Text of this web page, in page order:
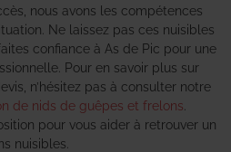
nous avons les compétences
Ne laissez pas ces nuisibles
confiance à As de Pic pour une
Pour en savoir plus sur
n’hésitez pas à consulter notre
de nids de guêpes et frelons
pour vous aider à retrouver un
nuisibles.